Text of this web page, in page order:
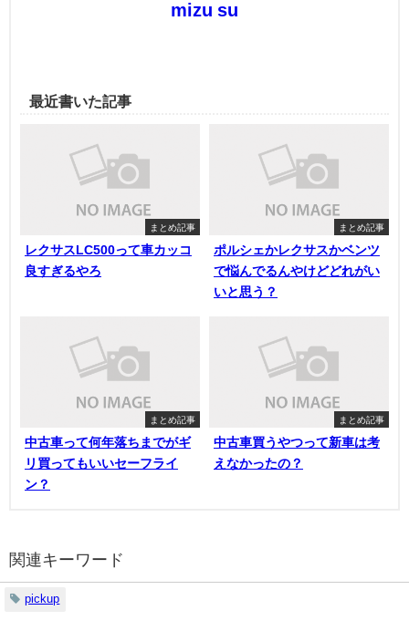
mizu su
最近書いた記事
まとめ記事
レクサスLC500って車カッコ
良すぎるやろ
まとめ記事
ポルシェかレクサスかベンツ
で悩んでるんやけどどれがい
いと思う？
まとめ記事
中古車って何年落ちまでがギ
リ買ってもいいセーフライ
ン？
まとめ記事
中古車買うやつって新車は考
えなかったの？
関連キーワード
pickup